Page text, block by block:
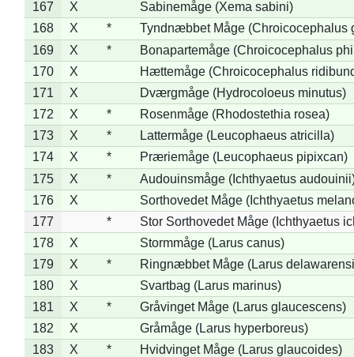
167 X
Sabinemåge (Xema sabini)
168
X *
Tyndnæbbet Måge (Chroicocephalus
169
X *
Bonapartemåge (Chroicocephalus
170
X
Hættemåge (Chroicocephalus
171
X
Dværgmåge (Hydrocoloeus minutus)
172
X *
Rosenmåge (Rhodostethia rosea)
173
X *
Lattermåge (Leucophaeus atricilla)
174
X *
Præriemåge (Leucophaeus pipixcan)
175
X *
Audouinsmåge (Ichthyaetus
176
X
Sorthovedet Måge (Ichthyaetus
177
*
Stor Sorthovedet Måge (Ichthyaetus
178
X
Stormmåge (Larus canus)
179
X *
Ringnæbbet Måge (Larus
180
X
Svartbag (Larus marinus)
181
X *
Gråvinget Måge (Larus glaucescens)
182
X
Gråmåge (Larus hyperboreus)
183
X *
Hvidvinget Måge (Larus glaucoides)